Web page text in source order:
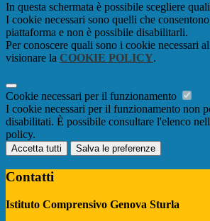
In questa schermata è possibile scegliere
I cookie necessari sono quelli che
piattaforma e non è possibile disabilitarli.
Per conoscere quali sono i cookie necessari
visionare la COOKIE POLICY.
Cookie necessari per il funzionamento
I cookie necessari per il funzionamento non
disabilitati. È possibile consultare l'elenco
policy.
Accetta tutti Salva le preferenze
Contatti
Istituto Comprensivo Genova Sturla